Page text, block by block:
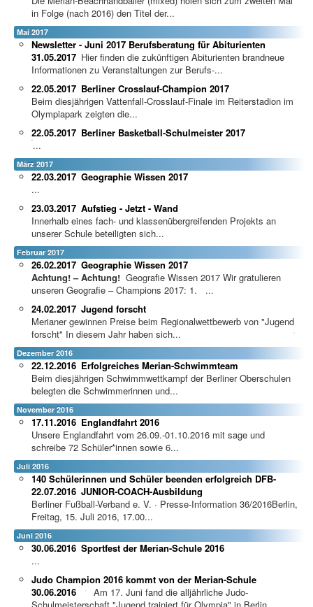
in Folge (nach 2016) den Titel der...
Mai 2017
Newsletter - Juni 2017 Berufsberatung für Abiturienten
31.05.2017 Hier finden die zukünftigen Abiturienten brandneue
Informationen zu Veranstaltungen zur Berufs-...
Berliner Crosslauf-Champion 2017
22.05.2017
Beim diesjährigen Vattenfall-Crosslauf-Finale im Reiterstadion im
Olympiapark zeigten die...
Berliner Basketball-Schulmeister 2017
22.05.2017
...
März 2017
Geographie Wissen 2017
22.03.2017
...
Aufstieg - Jetzt - Wand
23.03.2017
Innerhalb eines fach- und klassenübergreifenden Projekts an
unserer Schule beteiligten sich...
Februar 2017
Geographie Wissen 2017
26.02.2017
Achtung! – Achtung! Geografie Wissen 2017 Wir gratulieren
unseren Geografie – Champions 2017: 1. ...
Jugend forscht
24.02.2017
Merianer gewinnen Preise beim Regionalwettbewerb von "Jugend
forscht" In diesem Jahr haben sich...
Dezember 2016
Erfolgreiches Merian-Schwimmteam
22.12.2016
Beim diesjährigen Schwimmwettkampf der Berliner Oberschulen
belegten die Schwimmerinnen und...
November 2016
Englandfahrt 2016
17.11.2016
Unsere Englandfahrt vom 26.09.-01.10.2016 mit sage und
schreibe 72 Schüler*innen sowie 6...
Juli 2016
140 Schülerinnen und Schüler beenden erfolgreich DFB-
JUNIOR-COACH-Ausbildung
22.07.2016
Berliner Fußball-Verband e. V. · Presse-Information 36/2016Berlin,
Freitag, 15. Juli 2016, 17.00...
Juni 2016
Sportfest der Merian-Schule 2016
30.06.2016
...
Judo Champion 2016 kommt von der Merian-Schule
30.06.2016
Am 17. Juni fand die alljährliche Judo-